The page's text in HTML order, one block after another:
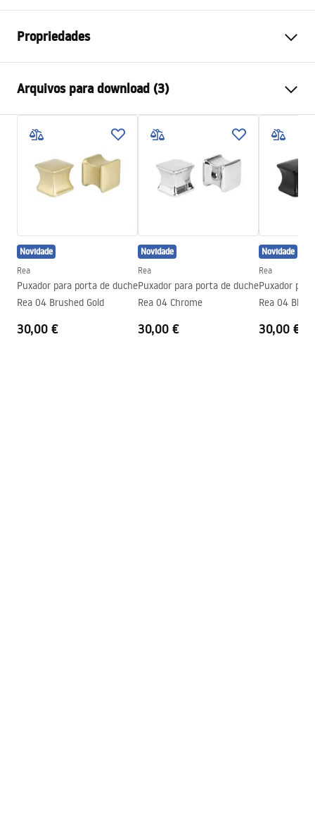
Propriedades
Materiais
Latão
Tipo de Bateria
Monocomando
Método de instalação
Exposto
Ajuste de altura
Sim
Altura mín.
1000mm
Regulação de pressão
Sim
Sistema Anti-Calc
Technologia powłoki
Electroplating
Distância entre ligações
150
Arquivos para download (3)
Informações de segurança
Safety_Information_Shower_set.pdf
Condições de garantia
Instruções de montagem
shower_set.pdf
Novidade
Rea
Puxador para porta de duche
Rea 04 Brushed Gold
30,00 €
Novidade
Rea
Puxador para porta de duche
Rea 04 Chrome
30,00 €
Novidade
Rea
Puxador
Rea 04 Black
30,00 €